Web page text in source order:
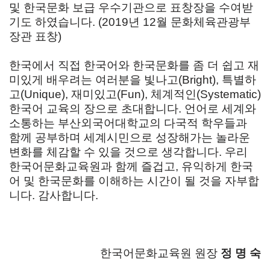
및 한국문화 보급 우수기관으로 표창장을 수여받
기도 하였습니다. (2019년 12월 문화체육관광부
장관 표창)
한국에서 직접 한국어와 한국문화를 좀 더 쉽고 재
미있게 배우려는 여러분을 빛나고(Bright), 특별하
고(Unique), 재미있고(Fun), 체계적인(Systematic)
한국어 교육의 장으로 초대합니다. 언어로 세계와
소통하는 부산외국어대학교의 다국적 학우들과
함께 공부하며 세계시민으로 성장해가는 놀라운
변화를 체감할 수 있을 것으로 생각합니다. 우리
한국어문화교육원과 함께 즐겁고, 유익하게 한국
어 및 한국문화를 이해하는 시간이 될 것을 자부합
니다. 감사합니다.
한국어문화교육원 원장 정 명 숙